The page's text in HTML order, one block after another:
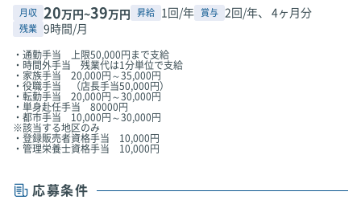
月収 20万円~39万円 昇給 1回/年 賞与 2回/年、 4ヶ月分
残業 9時間/月
・通勤手当 上限50,000円まで支給
・時間外手当 残業代は1分単位で支給
・家族手当 20,000円～35,000円
・役職手当 （店長手当50,000円）
・転勤手当 20,000円～30,000円
・単身赴任手当 80000円
・都市手当 10,000円～30,000円
※該当する地区のみ
・登録販売者資格手当 10,000円
・管理栄養士資格手当 10,000円
応募条件